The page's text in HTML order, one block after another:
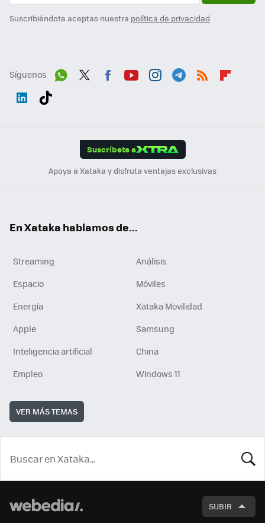
Suscribiéndote aceptas nuestra política de privacidad
Síguenos
Suscríbete a
Apoya a Xataka y disfruta ventajas exclusivas
En Xataka hablamos de...
Streaming
Análisis
Espacio
Móviles
Energía
Xataka Movilidad
Apple
Samsung
Inteligencia artificial
China
Empleo
Windows 11
VER MÁS TEMAS
SUBIR